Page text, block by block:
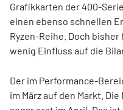
Grafikkarten der 400-
einen ebenso schnellen
Ryzen-Reihe. Doch
wenig Einfluss auf die
Der im Performance-
im März auf den Markt.